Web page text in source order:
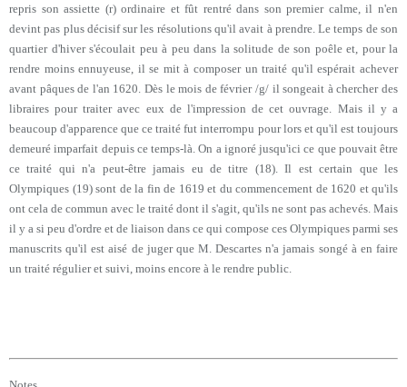
repris son assiette (r) ordinaire et fût rentré dans son premier calme, il n'en
devint pas plus décisif sur les résolutions qu'il avait à prendre. Le temps de son
quartier d'hiver s'écoulait peu à peu dans la solitude de son poêle et, pour la
rendre moins ennuyeuse, il se mit à composer un traité qu'il espérait achever
avant pâques de l'an 1620. Dès le mois de février /g/ il songeait à chercher des
libraires pour traiter avec eux de l'impression de cet ouvrage. Mais il y a
beaucoup d'apparence que ce traité fut interrompu pour lors et qu'il est toujours
demeuré imparfait depuis ce temps-là. On a ignoré jusqu'ici ce que pouvait être
ce traité qui n'a peut-être jamais eu de titre (18). Il est certain que les
Olympiques (19) sont de la fin de 1619 et du commencement de 1620 et qu'ils
ont cela de commun avec le traité dont il s'agit, qu'ils ne sont pas achevés. Mais
il y a si peu d'ordre et de liaison dans ce qui compose ces Olympiques parmi ses
manuscrits qu'il est aisé de juger que M. Descartes n'a jamais songé à en faire
un traité régulier et suivi, moins encore à le rendre public.